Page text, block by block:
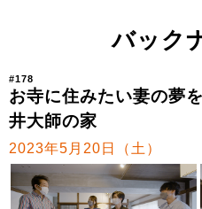
バック
#178
お寺に住みたい妻の夢
井大師の家
2023年5月20日（土）